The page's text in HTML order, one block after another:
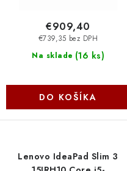
Na sklade (16 ks)
€739,35 bez DPH
€909,40
DO KOŠÍKA
Lenovo IdeaPad Slim 3